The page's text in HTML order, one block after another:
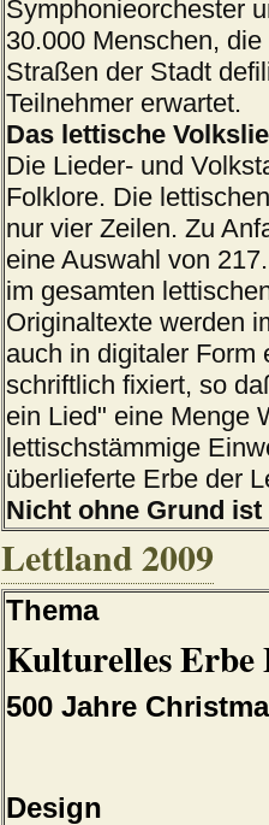
Symphonieorchester
30.000 Menschen,
Straßen der Stadt
Teilnehmer erwartet.
Das lettische
Die Lieder- und
Folklore. Die
nur vier Zeilen. Zu
eine Auswahl von
im gesamten
Originaltexte werden
auch in digitaler Form
schriftlich fixiert, so
ein Lied" eine Menge
lettischstämmige
überlieferte Erbe der
Nicht ohne Grund
Lettland 2009
Thema
Kulturelles Erbe
500 Jahre
Design